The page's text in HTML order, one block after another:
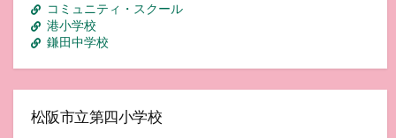
コミュニティ・スクール
港小学校
鎌田中学校
松阪市立第四小学校